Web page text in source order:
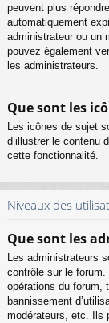
peuvent plus
automatiquement
administrateur ou un
pouvez également
les administrateurs.
Que sont les
Les icônes de sujet
d’illustrer le contenu
cette fonctionnalité.
Niveaux des
Que sont les
Les administrateurs
contrôle sur le
opérations du forum,
bannissement
modérateurs, etc. Ils